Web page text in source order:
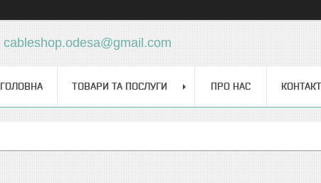
cableshop.odesa@gmail.com
ГОЛОВНА ТОВАРИ ТА ПОСЛУГИ ПРО НАС